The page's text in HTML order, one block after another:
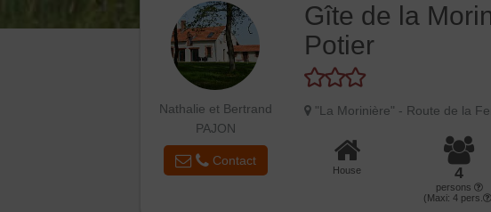
Nathalie et Bertrand
PAJON
Contact
Gîte de la
Potier
"La Morinière" - Route de la
House 4
persons
(Maxi:4 pers.